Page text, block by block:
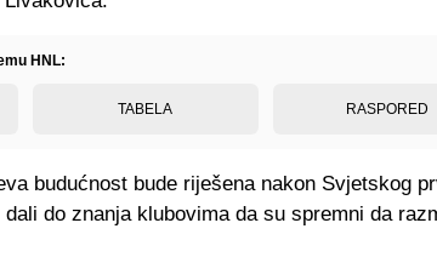
HNL:
TABELA RASPORED
budućnost bude riješena nakon Svjetskog
do znanja klubovima da su spremni da